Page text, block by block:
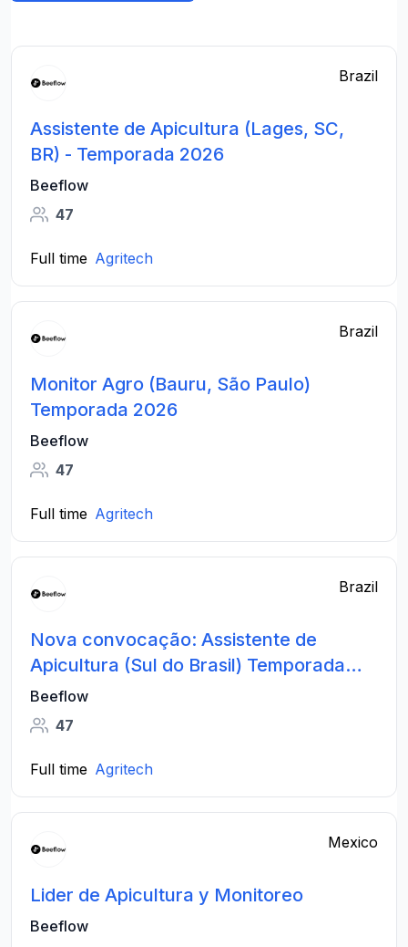
Brazil
Assistente de Apicultura (Lages, SC,
BR) - Temporada 2026
Beeflow
47
Full time Agritech
Brazil
Monitor Agro (Bauru, São Paulo)
Temporada 2026
Beeflow
47
Full time Agritech
Brazil
Nova convocação: Assistente de
Apicultura (Sul do Brasil) Temporada
2026
Beeflow
47
Full time Agritech
Mexico
Lider de Apicultura y Monitoreo
Beeflow